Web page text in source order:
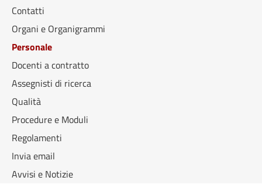
Contatti
Organi e Organigrammi
Personale
Docenti a contratto
Assegnisti di ricerca
Qualità
Procedure e Moduli
Regolamenti
Invia email
Avvisi e Notizie